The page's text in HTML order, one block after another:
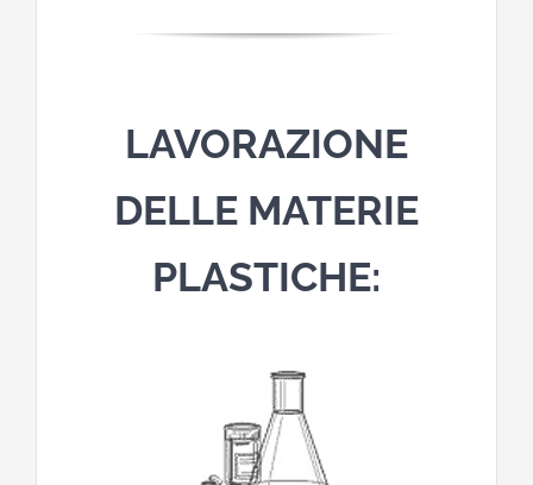
LAVORAZIONE
DELLE MATERIE
PLASTICHE: